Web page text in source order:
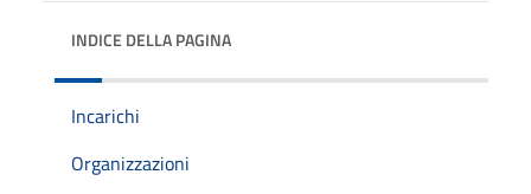
INDICE DELLA PAGINA
Incarichi
Organizzazioni